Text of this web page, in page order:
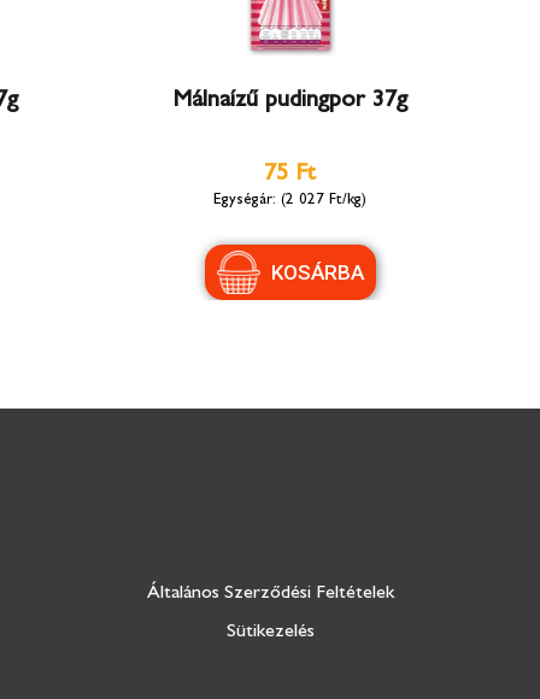
Málnaízű pudingpor 37g
75 Ft
(2 027 Ft/kg)
Általános Szerződési Feltételek
Sütikezelés